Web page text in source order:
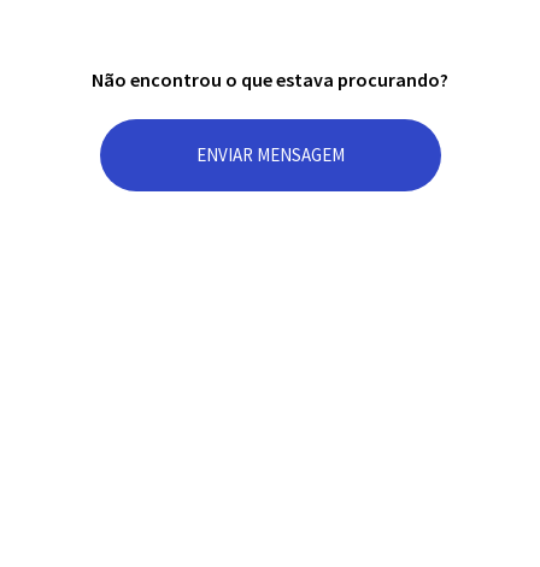
Não encontrou o que estava procurando?
ENVIAR MENSAGEM